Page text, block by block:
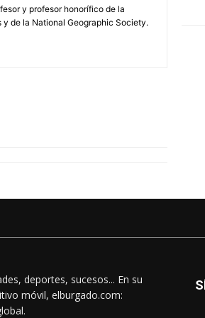
y profesor honorífico de la
y de la National Geographic Society.
deportes, sucesos... En su
móvil, elburgado.com: